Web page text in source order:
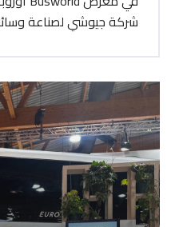
شركة جيوشي لصناعة